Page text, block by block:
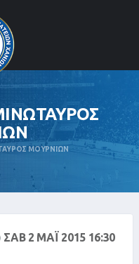
ΜΟΥΡΝΙΩΝ
ΣΑΒ 2 ΜΑΪ́ 2015 16:30